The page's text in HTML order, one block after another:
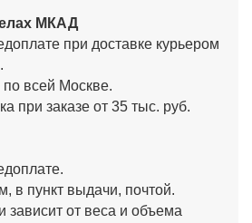
МКАД
при доставке курьером
всей Москве.
при заказе от 35 тыс. руб.
в пункт выдачи, почтой.
зависит от веса и объема